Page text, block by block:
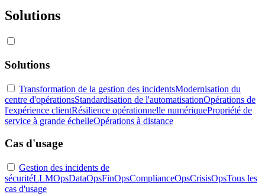
Solutions
Solutions
Transformation de la gestion des incidentsModernisation du
centre d'opérationsStandardisation de l'automatisationOpérations de
l'expérience clientRésilience opérationnelle numériquePropriété de
service à grande échelleOpérations à distance
Cas d'usage
Gestion des incidents de
sécuritéLLMOpsDataOpsFinOpsComplianceOpsCrisisOpsTous les
cas d'usage